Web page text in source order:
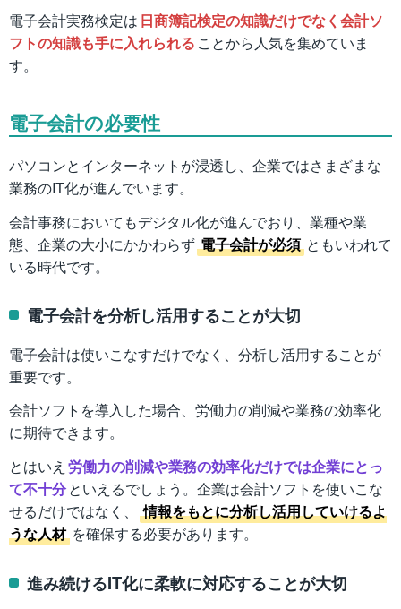
電子会計実務検定は 日商簿記検定の知識だけでなく会計ソ
フトの知識も手に入れられる ことから人気を集めていま
す。
電子会計の必要性
パソコンとインターネットが浸透し、企業ではさまざまな
業務のIT化が進んでいます。
会計事務においてもデジタル化が進んでおり、業種や業
態、企業の大小にかかわらず 電子会計が必須 ともいわれて
いる時代です。
電子会計を分析し活用することが大切
電子会計は使いこなすだけでなく、分析し活用することが
重要です。
会計ソフトを導入した場合、労働力の削減や業務の効率化
に期待できます。
とはいえ 労働力の削減や業務の効率化だけでは企業にとっ
て不十分といえるでしょう。企業は会計ソフトを使いこな
せるだけではなく、
情報をもとに分析し活用していけるよ
うな人材 を確保する必要があります。
進み続けるIT化に柔軟に対応することが大切